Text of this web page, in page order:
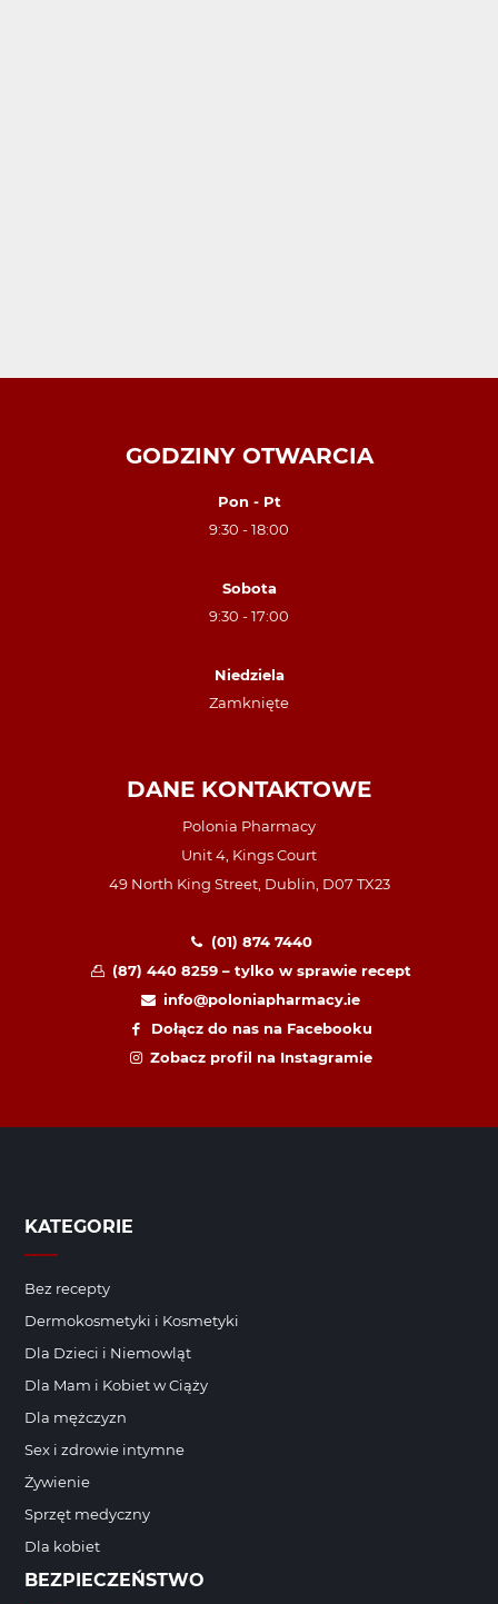
GODZINY OTWARCIA
Pon - Pt
9:30 - 18:00
Sobota
9:30 - 17:00
Niedziela
Zamknięte
DANE KONTAKTOWE
Polonia Pharmacy
Unit 4, Kings Court
49 North King Street, Dublin, D07 TX23
(01) 874 7440
(87) 440 8259 – tylko w sprawie recept
info@poloniapharmacy.ie
Dołącz do nas na Facebooku
Zobacz profil na Instagramie
KATEGORIE
Bez recepty
Dermokosmetyki i Kosmetyki
Dla Dzieci i Niemowląt
Dla Mam i Kobiet w Ciąży
Dla mężczyzn
Sex i zdrowie intymne
Żywienie
Sprzęt medyczny
Dla kobiet
BEZPIECZEŃSTWO